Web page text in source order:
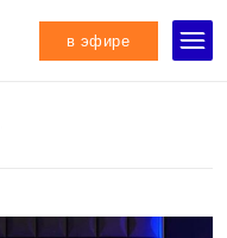
в эфире